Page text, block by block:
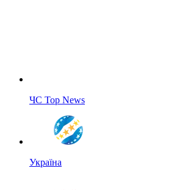
ЧС Top News
Україна